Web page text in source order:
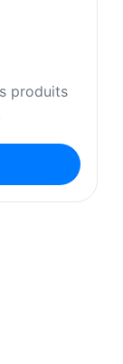
produits